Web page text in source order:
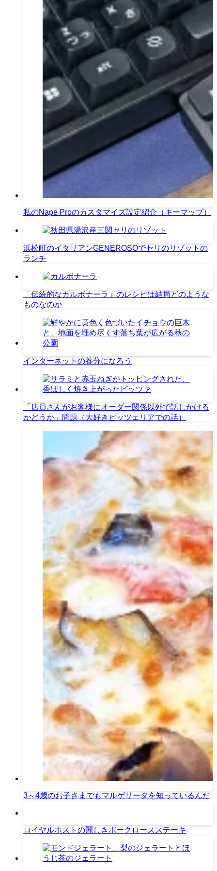
私のNape Proのカスタマイズ設定紹介（キーマップ）
浜松町のイタリアンGENEROSOでセリのリゾットの
ランチ
「伝統的なカルボナーラ」のレシピは結局どのような
ものなのか
インターネットの養分になろう
「店員さんがお客様にオーダー関係以外で話しかける
かどうか」問題（大好きピッツェリアでの話）
3～4歳のお子さまでもマルゲリータを知っているんだ
ロイヤルホストの麗しきポークロースステーキ